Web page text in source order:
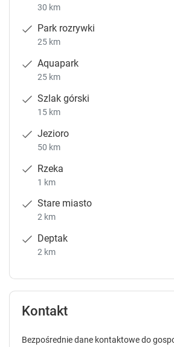
30 km
Park rozrywki
25 km
Aquapark
25 km
Szlak górski
15 km
Jezioro
50 km
Rzeka
1 km
Stare miasto
2 km
Deptak
2 km
Kontakt
Bezpośrednie dane kontaktowe do